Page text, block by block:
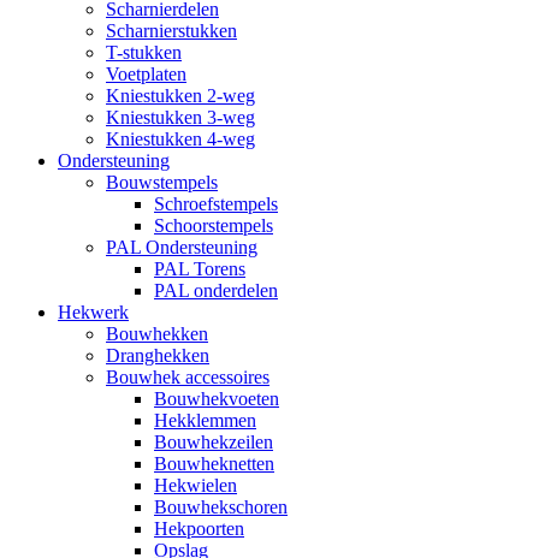
Scharnierdelen
Scharnierstukken
T-stukken
Voetplaten
Kniestukken 2-weg
Kniestukken 3-weg
Kniestukken 4-weg
Ondersteuning
Bouwstempels
Schroefstempels
Schoorstempels
PAL Ondersteuning
PAL Torens
PAL onderdelen
Hekwerk
Bouwhekken
Dranghekken
Bouwhek accessoires
Bouwhekvoeten
Hekklemmen
Bouwhekzeilen
Bouwheknetten
Hekwielen
Bouwhekschoren
Hekpoorten
Opslag